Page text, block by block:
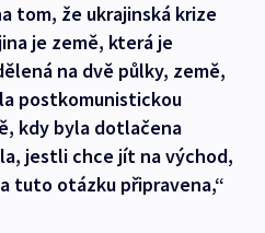
tom, že ukrajinská krize
je země, která je
na dvě půlky, země,
postkomunistickou
kdy byla dotlačena
jestli chce jít na východ,
tuto otázku připravena,“